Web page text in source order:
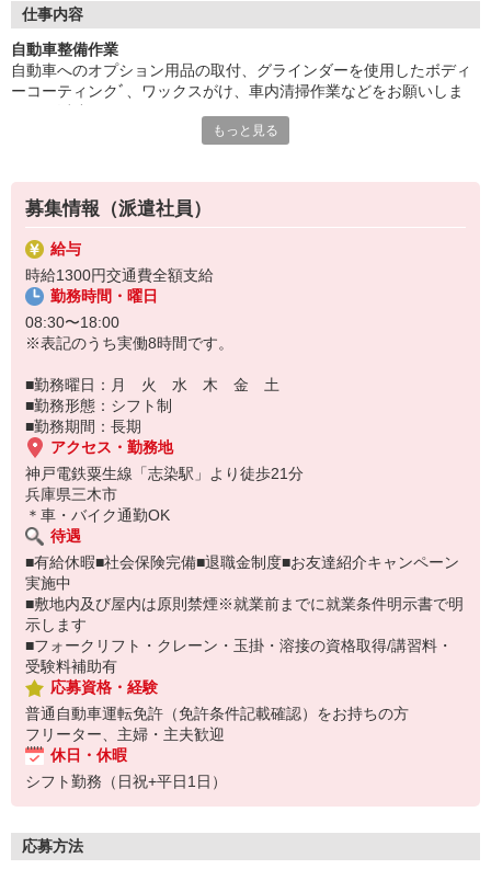
のでできなくてもOKです。
があります。詳細はオペレーターへお問い合わせください。
『テクノ・サービス』は、派遣業界大手スタッフサービスグルー
全国にあるお仕事の中から、一人ひとりのスキルや希望条件に応
安全管理体制も万全ですので安心してご就業いただけます。
登録方法は、【オンライン】【電話】【登録会来場】の3つから
選べます♪
★★履歴書・証明写真は不要！★★
また、ご登録済の方はお仕事の紹介がスムーズです。
ご応募お待ちしています。
仕事内容
自動車整備作業
自動車へのオプション用品の取付、グラインダーを使用したボディ
ーコーティンクﾞ、ワックスがけ、車内清掃作業などをお願いしま
長期勤務可能。車両の移動のため運転する可能性有。20代から40代
でできなくてもOKです。
＊技術が身につきます
もっと見る
募集情報（派遣社員）
給与
時給1300円交通費全額支給
勤務時間・曜日
08:30〜18:00
※表記のうち実働8時間です。
■勤務曜日：月 火 水 木 金 土
■勤務形態：シフト制
■勤務期間：長期
アクセス・勤務地
神戸電鉄粟生線「志染駅」より徒歩21分
兵庫県三木市
＊車・バイク通勤OK
待遇
■有給休暇■社会保険完備■退職金制度■お友達紹介キャンペーン
実施中
■敷地内及び屋内は原則禁煙※就業前までに就業条件明示書で明
示します
■フォークリフト・クレーン・玉掛・溶接の資格取得/講習料・
受験料補助有
応募資格・経験
普通自動車運転免許（免許条件記載確認）をお持ちの方
フリーター、主婦・主夫歓迎
休日・休暇
シフト勤務（日祝+平日1日）
応募方法